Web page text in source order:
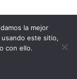
la mejor
este sitio,
con ello.